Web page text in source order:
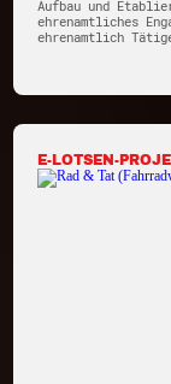
Aufbau und
ehrenamtliches
ehrenamtlich
E-LOTSEN-